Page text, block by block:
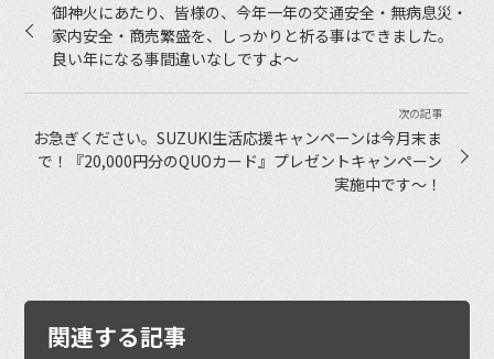
御神火にあたり、皆様の、今年一年の交通安全・無病息災・
家内安全・商売繁盛を、しっかりと祈る事はできました。
良い年になる事間違いなしですよ〜
お急ぎください。SUZUKI生活応援キャンペーンは今月末ま
で！『20,000円分のQUOカード』プレゼントキャンペーン
実施中です〜！
関連する記事